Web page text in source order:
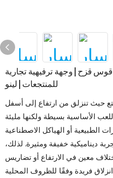
قوس قزح | وجهة ترفيهية تجارية
للمنتجعات | لينو
حيث تنزلق من ارتفاع إلى أسفل
الأساسية بسيطة ولكنها مليئة
الطبيعية أو الهياكل الاصطناعية
ديناميكية خفيفة ومثيرة. لذلك،
معين في الارتفاع أو تضاريس